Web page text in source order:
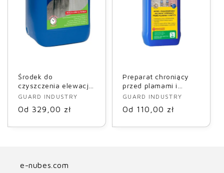
Środek do
czyszczenia elewacji i
fasad Guard Industry
Dostawca:
GUARD INDUSTRY
Cena
Od 329,00 zł
Preparat chroniący
przed plamami i
graffiti Guard Industry
Dostawca:
GUARD INDUSTRY
Cena
Od 110,00 zł
e-nubes.com